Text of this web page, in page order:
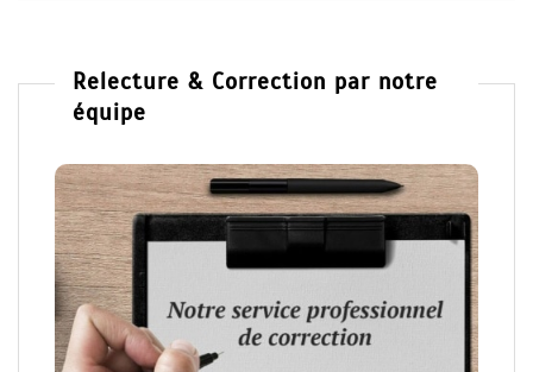
Relecture & Correction par notre
équipe